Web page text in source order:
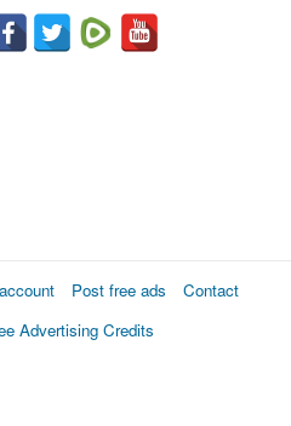
Post free ads
Contact
Advertising Credits